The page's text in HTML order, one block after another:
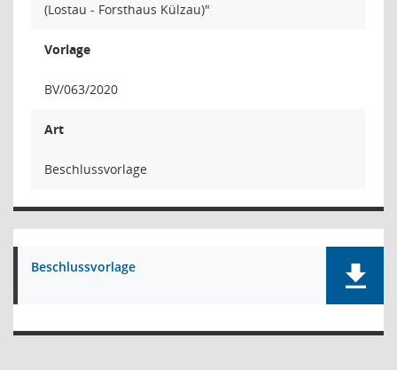
(Lostau - Forsthaus Külzau)"
Vorlage
BV/063/2020
Art
Beschlussvorlage
Beschlussvorlage